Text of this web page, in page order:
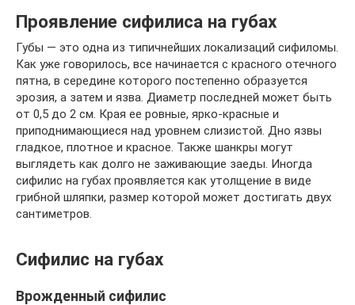
Проявление сифилиса на губах
Губы — это одна из типичнейших локализаций сифиломы.
Как уже говорилось, все начинается с красного отечного
пятна, в середине которого постепенно образуется
эрозия, а затем и язва. Диаметр последней может быть
от 0,5 до 2 см. Края ее ровные, ярко-красные и
приподнимающиеся над уровнем слизистой. Дно язвы
гладкое, плотное и красное. Также шанкры могут
выглядеть как долго не заживающие заеды. Иногда
сифилис на губах проявляется как утолщение в виде
грибной шляпки, размер которой может достигать двух
сантиметров.
Сифилис на губах
Врожденный сифилис